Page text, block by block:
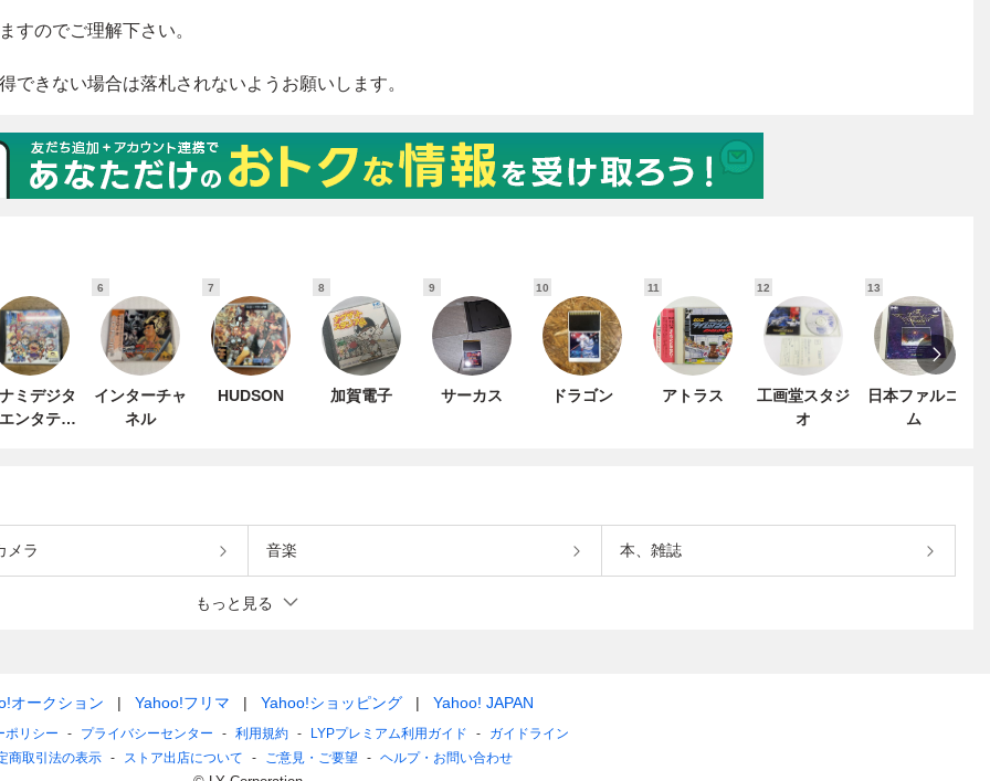
ミデジタ
ンタテイ
6
インターチャ
ネル
7
HUDSON
8
加賀電子
9
サーカス
10
ドラゴン
11
アトラス
12
工画堂スタジ
オ
13
日本ファルコ
ム
メラ 音楽 本、雑誌
もっと見る
オークション Yahoo!フリマ Yahoo!ショッピング Yahoo! JAPAN
ポリシー プライバシーセンター 利用規約 LYPプレミアム利用ガイド
ガイドライン
商取引法の表示
ストア出店について ご意見・ご要望 ヘルプ・お問い合わせ